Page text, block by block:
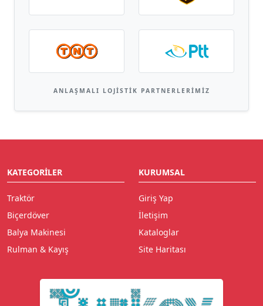
ANLAŞMALI LOJISTIK PARTNERLERIMIZ
KATEGORILER
Traktör
Biçerdöver
Balya Makinesi
Rulman & Kayış
KURUMSAL
Giriş Yap
İletişim
Kataloglar
Site Haritası